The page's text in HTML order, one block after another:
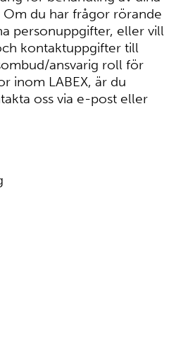
Om du har frågor rörande
personuppgifter, eller vill
kontaktuppgifter till
ansvarig roll för
inom LABEX, är du
oss via e-post eller